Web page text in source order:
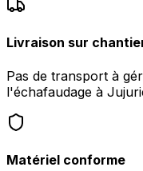
Livraison sur
Pas de transport à
l'échafaudage à
Matériel conforme